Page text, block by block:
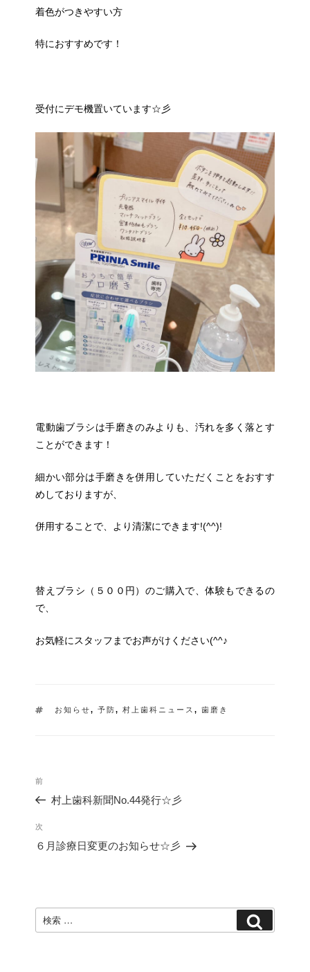
着色がつきやすい方
特におすすめです！
受付にデモ機置いています☆彡
電動歯ブラシは手磨きのみよりも、汚れを多く落とす
ことができます！
細かい部分は手磨きを併用していただくことをおすす
めしておりますが、
併用することで、より清潔にできます!(^^)!
替えブラシ（５００円）のご購入で、体験もできるの
で、
お気軽にスタッフまでお声がけください(^^♪
タ
お知らせ, 予防, 村上歯科ニュース , 歯磨き
稿
ナ
ゲ
シ
過
去
の
投
稿
前
村上歯科新聞No.44発行☆彡
次
の
次
６月診療日変更のお知らせ☆彡
検
索:
索